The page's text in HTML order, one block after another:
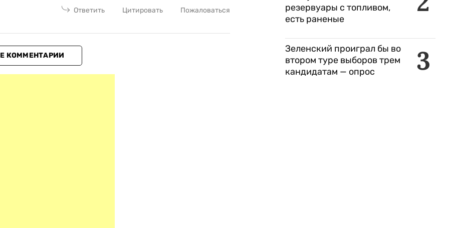
Ответить Цитировать Пожаловаться
КОММЕНТАРИИ
резервуары с топливом,
есть раненые
3
Зеленский проиграл бы во
втором туре выборов трем
кандидатам — опрос